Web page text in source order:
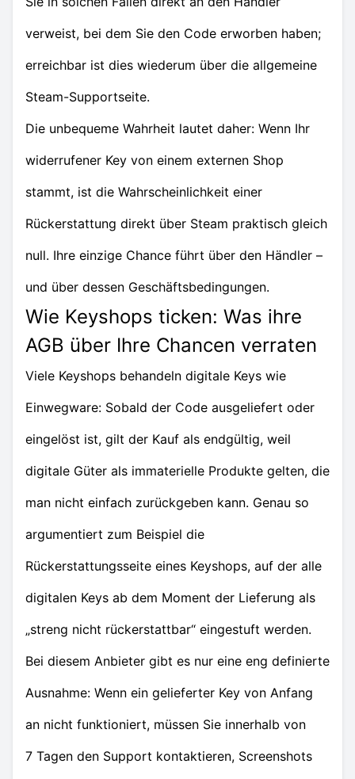
verweist, bei dem Sie den Code erworben haben;
erreichbar ist dies wiederum über die allgemeine
Steam-Supportseite.
Die unbequeme Wahrheit lautet daher: Wenn Ihr
widerrufener Key von einem externen Shop
stammt, ist die Wahrscheinlichkeit einer
Rückerstattung direkt über Steam praktisch gleich
null. Ihre einzige Chance führt über den Händler –
und über dessen Geschäftsbedingungen.
Wie Keyshops ticken: Was ihre
AGB über Ihre Chancen verraten
Viele Keyshops behandeln digitale Keys wie
Einwegware: Sobald der Code ausgeliefert oder
eingelöst ist, gilt der Kauf als endgültig, weil
digitale Güter als immaterielle Produkte gelten, die
man nicht einfach zurückgeben kann. Genau so
argumentiert zum Beispiel die
Rückerstattungsseite eines Keyshops, auf der alle
digitalen Keys ab dem Moment der Lieferung als
„streng nicht rückerstattbar“ eingestuft werden.
Bei diesem Anbieter gibt es nur eine eng definierte
Ausnahme: Wenn ein gelieferter Key von Anfang
an nicht funktioniert, müssen Sie innerhalb von
7 Tagen den Support kontaktieren, Screenshots